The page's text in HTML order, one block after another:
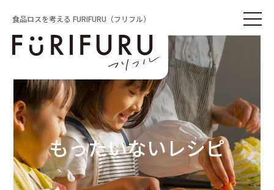
食品ロスを考える FURIFURU（フリフル）
もったいないレシピ